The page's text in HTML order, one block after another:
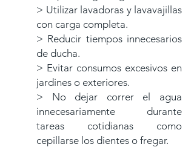
> Utilizar lavadoras y lavavajillas
con carga completa.
> Reducir tiempos innecesarios
de ducha.
> Evitar consumos excesivos en
jardines o exteriores.
> No dejar correr el agua
innecesariamente durante
tareas cotidianas como
cepillarse los dientes o fregar.